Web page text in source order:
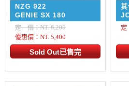
NZG 922
GENIE SX 180
定 價：NT. 6,200
優惠價：NT. 5,400
定